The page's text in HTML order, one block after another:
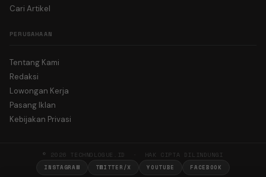
Cari Artikel
PERUSAHAAN
Tentang Kami
Redaksi
Lowongan Kerja
Pasang Iklan
Kebijakan Privasi
© 2026 TECHNOLOGUE.ID · HAK CIPTA DILINDUNGI
INSTAGRAM TWITTER/X YOUTUBE FACEBOOK